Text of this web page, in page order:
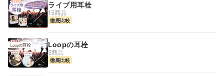
ライブ用耳栓
15商品
徹底比較
Loopの耳栓
5商品
徹底比較